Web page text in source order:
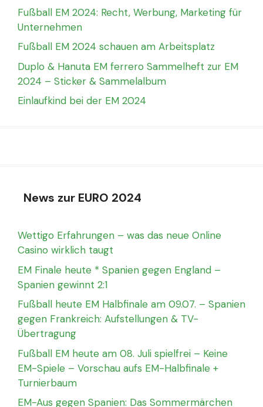
Fußball EM 2024: Recht, Werbung, Marketing für
Unternehmen
Fußball EM 2024 schauen am Arbeitsplatz
Duplo & Hanuta EM ferrero Sammelheft zur EM
2024 – Sticker & Sammelalbum
Einlaufkind bei der EM 2024
News zur EURO 2024
Wettigo Erfahrungen – was das neue Online
Casino wirklich taugt
EM Finale heute * Spanien gegen England –
Spanien gewinnt 2:1
Fußball heute EM Halbfinale am 09.07. – Spanien
gegen Frankreich: Aufstellungen & TV-
Übertragung
Fußball EM heute am 08. Juli spielfrei – Keine
EM-Spiele – Vorschau aufs EM-Halbfinale +
Turnierbaum
EM-Aus gegen Spanien: Das Sommermärchen